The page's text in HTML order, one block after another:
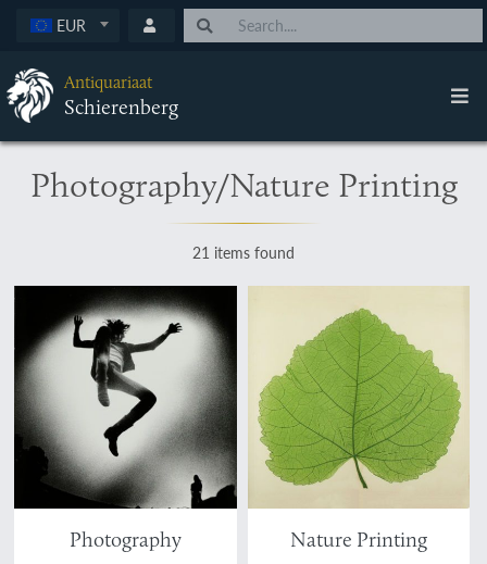
EUR
Antiquariaat
Schierenberg
Photography/Nature Printing
21 items found
Photography Nature Printing